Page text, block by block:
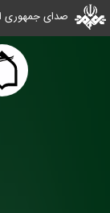
صدای جمهوری